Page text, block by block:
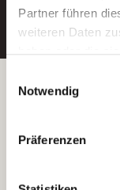
Partner führen
weiteren Daten
Wenn Sie auf
Sie der
Ihre Einwilligung
indem Sie die
unserer
Notwendig
Präferenzen
Betreiber der
Kantstraße 45a
(Ein